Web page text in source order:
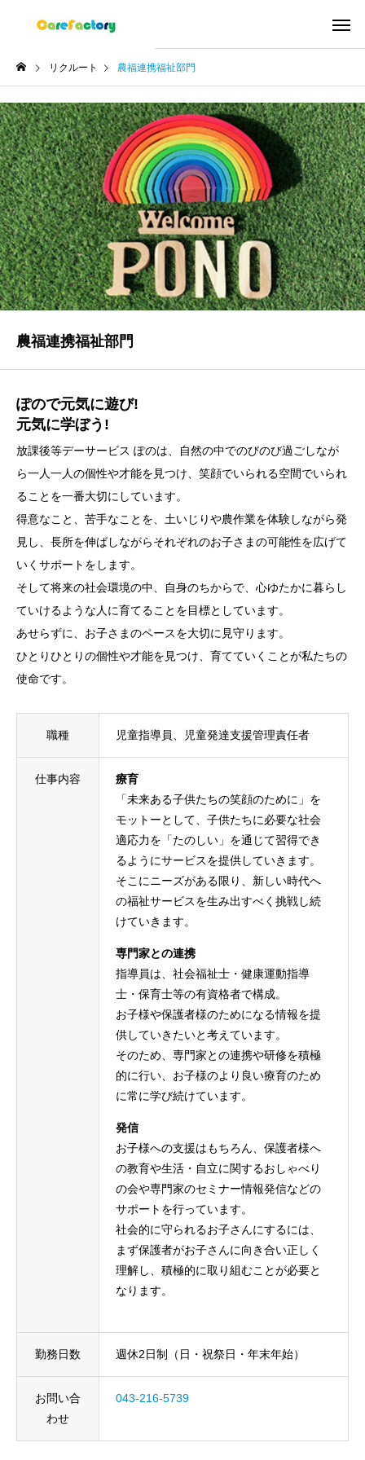
リクルート 農福連携福祉部門
農福連携福祉部門
ぽので元気に遊び!
元気に学ぼう!
放課後等デーサービス ぽのは、自然の中でのびのび過ごしなが
ら一人一人の個性や才能を見つけ、笑顔でいられる空間でいられ
ることを一番大切にしています。
得意なこと、苦手なことを、土いじりや農作業を体験しながら発
見し、長所を伸ばしながらそれぞれのお子さまの可能性を広げて
いくサポートをします。
そして将来の社会環境の中、自身のちからで、心ゆたかに暮らし
ていけるような人に育てることを目標としています。
あせらずに、お子さまのペースを大切に見守ります。
ひとりひとりの個性や才能を見つけ、育てていくことが私たちの
使命です。
職種 児童指導員、児童発達支援管理責任者
仕事内容
療育
「未来ある子供たちの笑顔のために」を
モットーとして、子供たちに必要な社会
適応力を「たのしい」を通じて習得でき
るようにサービスを提供していきます。
そこにニーズがある限り、新しい時代へ
の福祉サービスを生み出すべく挑戦し続
けていきます。
専門家との連携
指導員は、社会福祉士・健康運動指導
士・保育士等の有資格者で構成。
お子様や保護者様のためになる情報を提
供していきたいと考えています。
そのため、専門家との連携や研修を積極
的に行い、お子様のより良い療育のため
に常に学び続けています。
発信
お子様への支援はもちろん、保護者様へ
の教育や生活・自立に関するおしゃべり
の会や専門家のセミナー情報発信などの
サポートを行っています。
社会的に守られるお子さんにするには、
まず保護者がお子さんに向き合い正しく
理解し、積極的に取り組むことが必要と
なります。
勤務日数 週休2日制（日・祝祭日・年末年始）
お問い合
わせ
043-216-5739